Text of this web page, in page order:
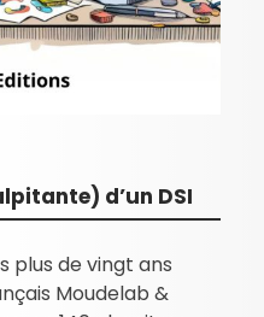
d’un DSI
plus de vingt ans
Moudelab &